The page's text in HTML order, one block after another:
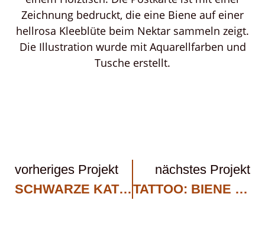
vorheriges Projekt
SCHWARZE KATZE
nächstes Projekt
TATTOO: BIENE UND WILDBLUMEN